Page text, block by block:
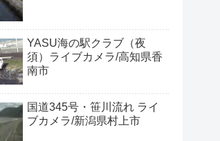
YASU海の駅クラブ（夜
須）ライブカメラ/高知県香
南市
国道345号・笹川流れ ライ
ブカメラ/新潟県村上市